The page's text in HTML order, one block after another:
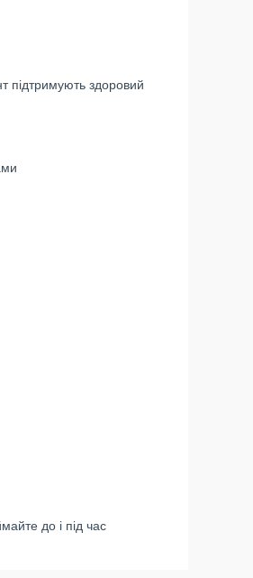
підтримують здоровий
до і під час